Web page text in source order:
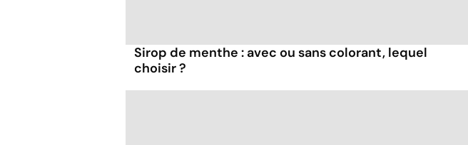
Sirop de menthe : avec ou sans colorant, lequel
choisir ?